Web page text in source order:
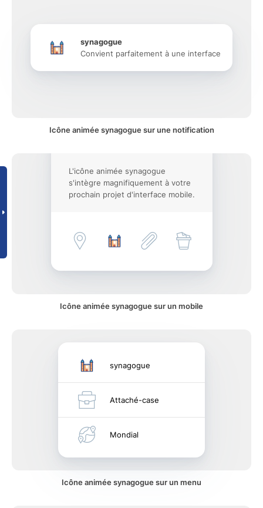
synagogue
Convient parfaitement à une interface
Icône animée synagogue sur une notification
L'icône animée synagogue
s'intègre magnifiquement à votre
prochain projet d'interface mobile.
Icône animée synagogue sur un mobile
synagogue
Attaché-case
Mondial
Icône animée synagogue sur un menu